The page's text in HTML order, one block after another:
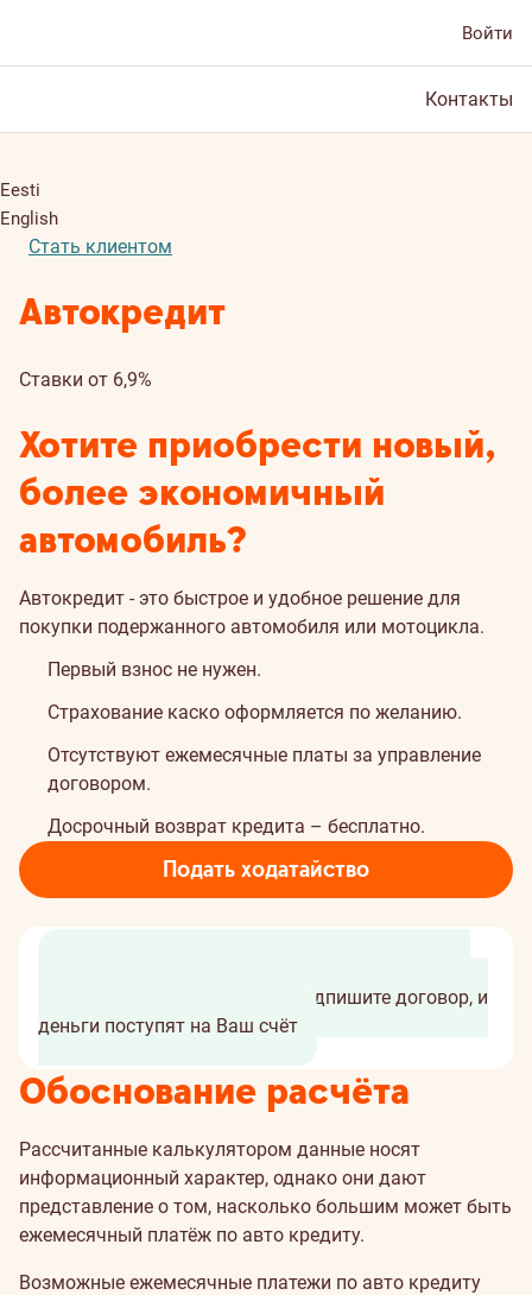
Войти
Контакты
Eesti
English
Стать клиентом
Автокредит
Ставки от 6,9%
Хотите приобрести новый,
более экономичный
автомобиль?
Автокредит - это быстрое и удобное решение для
покупки подержанного автомобиля или мотоцикла.
Первый взнос не нужен.
Страхование каско оформляется по желанию.
Отсутствуют ежемесячные платы за управление
договором.
Досрочный возврат кредита – бесплатно.
Подать ходатайство
Подпишите договор, и
деньги поступят на Ваш счёт
Обоснование расчёта
Рассчитанные калькулятором данные носят
информационный характер, однако они дают
представление о том, насколько большим может быть
ежемесячный платёж по авто кредиту.
Возможные ежемесячные платежи по авто кредиту